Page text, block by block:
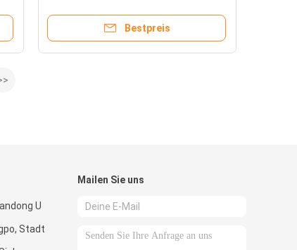
Bestpreis
U
Stadt
Mailen Sie uns